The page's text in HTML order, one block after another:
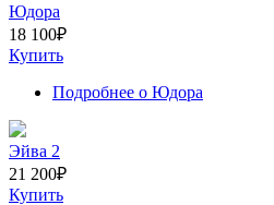
Юдора
18 100₽
Купить
Подробнее о Юдора
Эйва 2
21 200₽
Купить